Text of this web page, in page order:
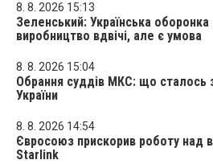
8. 8. 2026 15:13
Зеленський: Українська
виробництво вдвічі, але є умова
8. 8. 2026 15:04
Обрання суддів МКС: що сталось
України
8. 8. 2026 14:54
Євросоюз прискорив роботу над
Starlink